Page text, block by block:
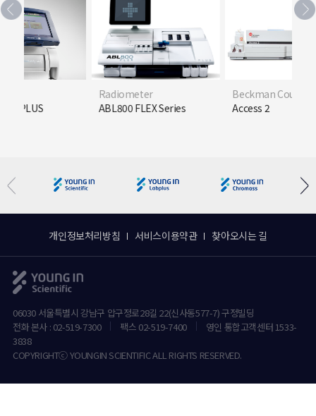
Series
Beckman Coulter
Access 2
Beckman Coulter
UniCel DxI800
개인정보처리방침 서비스이용약관 찾아오시는 길
06030 서울특별시 강남구 압구정로28길 22(신사동577-7) 구정빌딩
전화 본사 : 02-519-7300
팩스 02-519-7400
영인 통합고객센터 1533-
3838
COPYRIGHTⓒ YOUNGIN SCIENTIFIC ALL RIGHTS RESERVED.